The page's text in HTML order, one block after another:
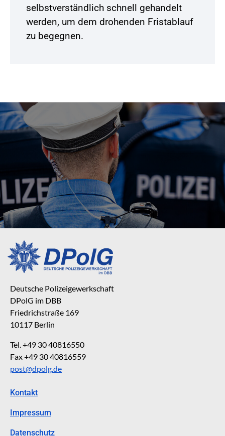
selbstverständlich schnell gehandelt
werden, um dem drohenden Fristablauf
zu begegnen.
Deutsche Polizeigewerkschaft
DPolG im DBB
Friedrichstraße 169
10117 Berlin
Tel. +49 30 40816550
Fax +49 30 40816559
post@dpolg.de
Kontakt
Impressum
Datenschutz